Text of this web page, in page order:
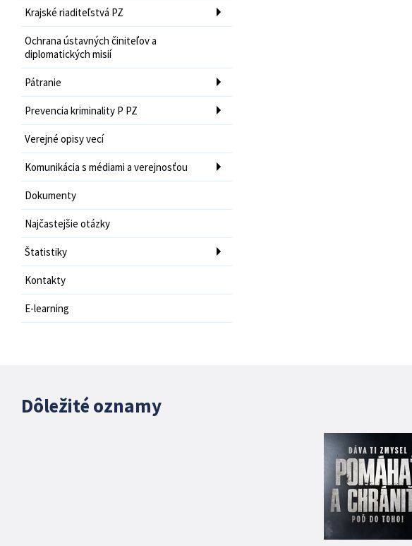
Krajské riaditeľstvá PZ
Ochrana ústavných činiteľov a
diplomatických misií
Pátranie
Prevencia kriminality P PZ
Verejné opisy vecí
Komunikácia s médiami a verejnosťou
Dokumenty
Najčastejšie otázky
Štatistiky
Kontakty
E-learning
Dôležité oznamy